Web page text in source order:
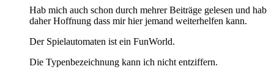
Hab mich auch schon durch mehrer Beiträge gelesen und hab
daher Hoffnung dass mir hier jemand weiterhelfen kann.
Der Spielautomaten ist ein FunWorld.
Die Typenbezeichnung kann ich nicht entziffern.